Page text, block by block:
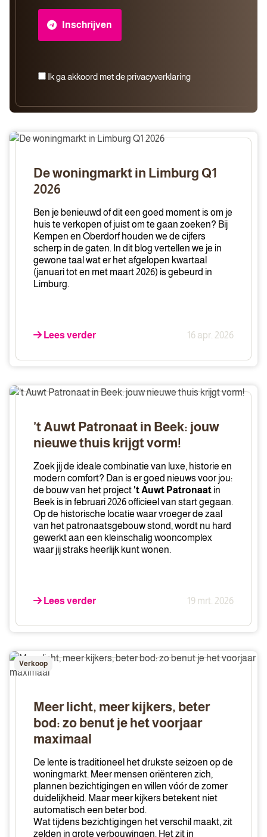
Inschrijven
Ik ga akkoord met de privacyverklaring
De
Limburg
De woningmarkt in Limburg Q1
2026
Ben je benieuwd of dit een goed moment is om je
huis te verkopen of juist om te gaan zoeken? Bij
Kempen en Oberdorf houden we de cijfers
scherp in de gaten. In dit blog vertellen we je in
gewone taal wat er het afgelopen kwartaal
(januari tot en met maart 2026) is gebeurd in
Limburg.
Lees verder 16 apr. 2026
't
Patronaat
nieuwe
't Auwt Patronaat in Beek: jouw
nieuwe thuis krijgt vorm!
Zoek jij de ideale combinatie van luxe, historie en
modern comfort? Dan is er goed nieuws voor jou:
de bouw van het project 't Auwt Patronaat in
Beek is in februari 2026 officieel van start gegaan.
Op de historische locatie waar vroeger de zaal
van het patronaatsgebouw stond, wordt nu hard
gewerkt aan een kleinschalig wooncomplex
waar jij straks heerlijk kunt wonen.
Lees verder 19 mrt. 2026
Meer
licht,
kijkers,
voorjaar
maximaal
Verkoop
Meer licht, meer kijkers, beter
bod: zo benut je het voorjaar
maximaal
De lente is traditioneel het drukste seizoen op de
woningmarkt. Meer mensen oriënteren zich,
plannen bezichtigingen en willen vóór de zomer
duidelijkheid. Maar meer kijkers betekent niet
automatisch een beter bod.
Wat tijdens bezichtigingen het verschil maakt, zit
zelden in grote verbouwingen. Het zit in